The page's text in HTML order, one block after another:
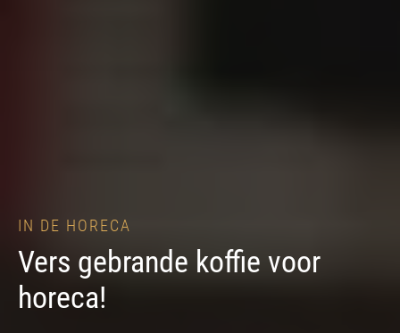
IN DE HORECA
Vers gebrande koffie voor
horeca!